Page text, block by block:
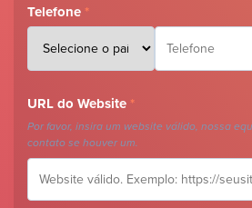
Telefone *
URL do Website *
Por favor, insira um website válido, nossa
contato se houver um.